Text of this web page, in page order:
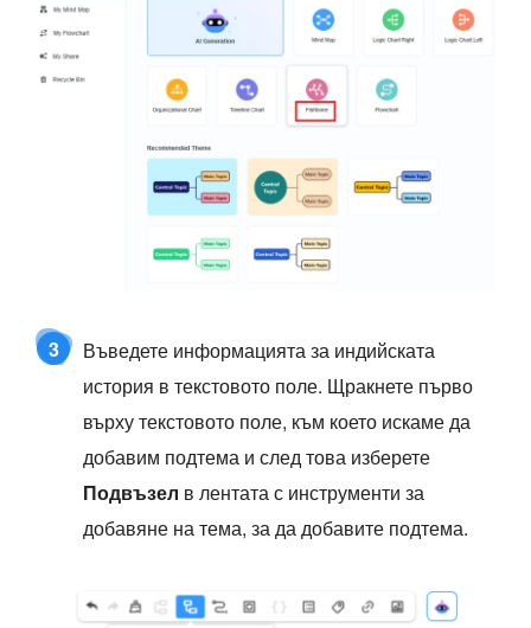
3
Въведете информацията за индийската
история в текстовото поле. Щракнете първо
върху текстовото поле, към което искаме да
добавим подтема и след това изберете
Подвъзел в лентата с инструменти за
добавяне на тема, за да добавите подтема.